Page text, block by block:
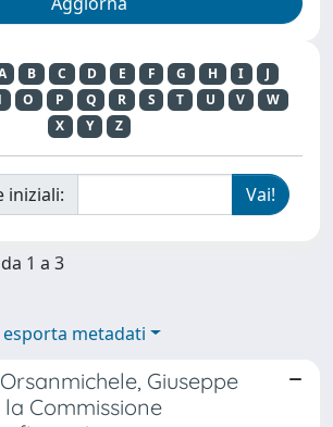
B C D E F G H I
J
O P Q R S T U V
W
X
Y Z
iniziali:
1 a 3
esporta metadati
Giuseppe
Commissione